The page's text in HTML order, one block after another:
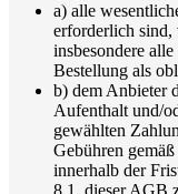
a) alle
erforderlich sind,
insbesondere
Bestellung als
b) dem Anbieter
Aufenthalt und/
gewählten
Gebühren
innerhalb der